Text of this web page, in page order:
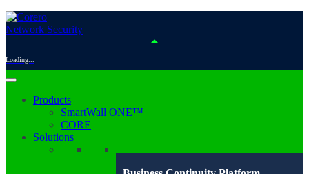
Loading...
Products
SmartWall ONE™
CORE
Solutions